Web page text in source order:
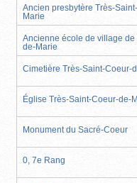
Ancien presbytère Très-
Marie
Ancienne école de village
de-Marie
Cimetière Très-Saint-Coeur-
Église Très-Saint-Coeur-de-
Monument du Sacré-Coeur
0, 7e Rang